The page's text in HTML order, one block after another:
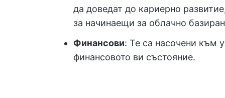
да доведат до кариерно
за начинаещи за облачно
Финансови: Те са насочени към
финансовото ви състояние.